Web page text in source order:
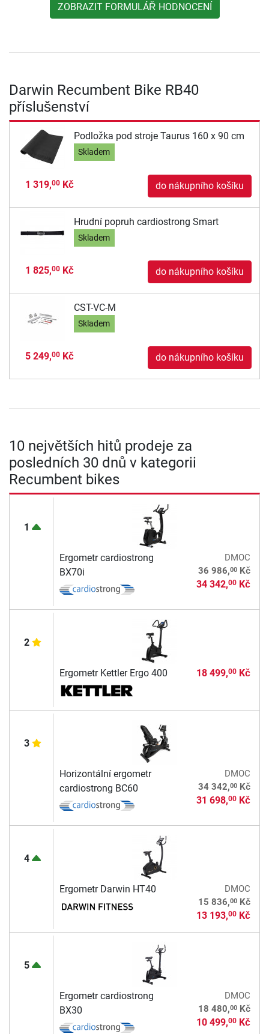
ZOBRAZIT FORMULÁŘ HODNOCENÍ
Darwin Recumbent Bike RB40
příslušenství
Podložka pod stroje Taurus 160 x 90 cm
Skladem
1 319,00Kč do nákupního košíku
Hrudní popruh cardiostrong Smart
Skladem
1 825,00Kč do nákupního košíku
CST-VC-M
Skladem
5 249,00Kč do nákupního košíku
10 největších hitů prodeje za
posledních 30 dnů v kategorii
Recumbent bikes
1
Ergometr cardiostrong
BX70i
DMOC
36 986,00Kč
34 342,00Kč
2
Ergometr Kettler Ergo 400 18 499,00Kč
3
Horizontální ergometr
cardiostrong BC60
DMOC
34 342,00Kč
31 698,00Kč
4
Ergometr Darwin HT40
DMOC
15 836,00Kč
13 193,00Kč
5
Ergometr cardiostrong
BX30
DMOC
18 480,00Kč
10 499,00Kč